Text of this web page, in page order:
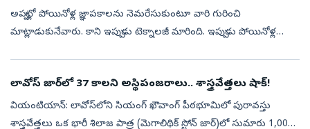
అప్పట్లో పోయినోళ్ల జ్ఞాపకాలను నెమరేసుకుంటూ వారి గురించి
మాట్లాడుకునేవారు. కాని ఇప్పుడు టెక్నాలజీ మారింది. ఇప్పుడు పోయినోళ్ల
లావోస్‌ జార్‌లో 37 కాలని అస్థిపంజరాలు.. శాస్త్రవేత్తలు షాక్‌!
వియంటియాన్: లావోస్‌లోని సియంగ్ ఖౌవాంగ్ పీఠభూమిలో పురావస్తు
శాస్త్రవేత్తలు ఒక భారీ శిలాజ పాత్ర (మెగాలిథిక్ స్టోన్ జార్)లో సుమారు 1,000